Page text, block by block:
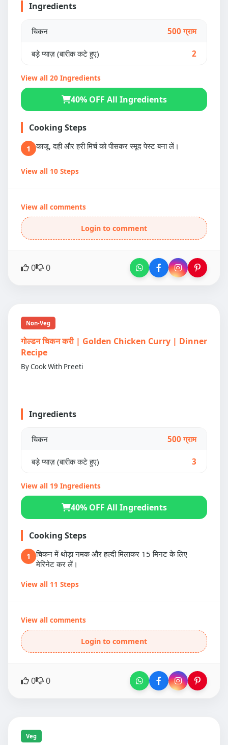
Ingredients
चिकन 500 ग्राम
बड़े प्याज़ (बारीक कटे हुए) 2
View all 20 Ingredients
40% OFF All Ingredients
Cooking Steps
1 काजू, दही और हरी मिर्च को पीसकर स्मूद पेस्ट बना लें।
View all 10 Steps
View all comments
Login to comment
0 0
Non-Veg
गोल्डन चिकन करी | Golden Chicken Curry | Dinner
Recipe
By Cook With Preeti
Ingredients
चिकन 500 ग्राम
बड़े प्याज़ (बारीक कटे हुए) 3
View all 19 Ingredients
40% OFF All Ingredients
Cooking Steps
1
चिकन में थोड़ा नमक और हल्दी मिलाकर 15 मिनट के लिए
मेरिनेट कर लें।
View all 11 Steps
View all comments
Login to comment
0 0
Veg